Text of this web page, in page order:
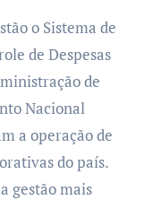
o Sistema de
de Despesas
de
Nacional
a operação de
do país.
gestão mais